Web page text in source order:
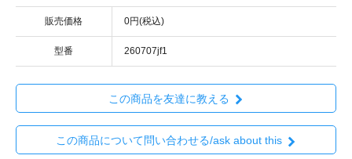
販売価格 0円(税込)
型番 260707jf1
この商品を友達に教える
この商品について問い合わせる/ask about this